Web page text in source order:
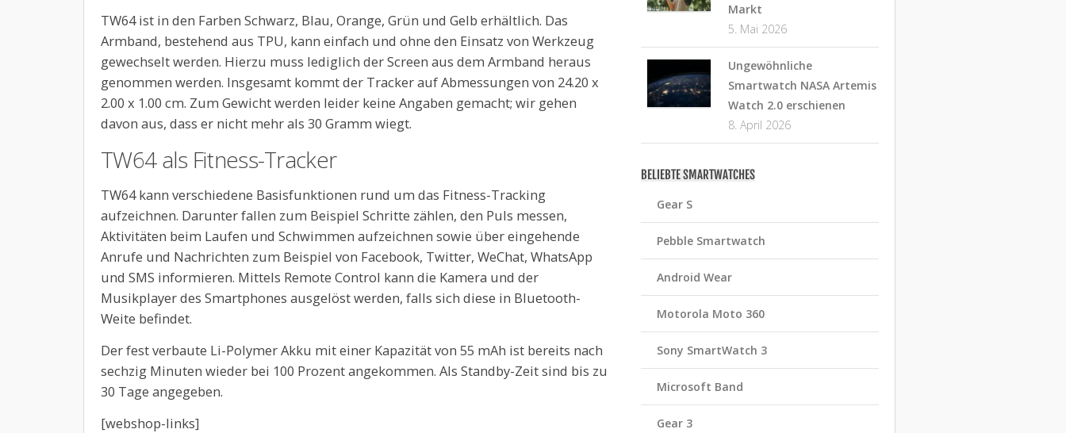
TW64 ist in den Farben Schwarz, Blau, Orange, Grün und Gelb erhältlich. Das
Armband, bestehend aus TPU, kann einfach und ohne den Einsatz von Werkzeug
gewechselt werden. Hierzu muss lediglich der Screen aus dem Armband heraus
genommen werden. Insgesamt kommt der Tracker auf Abmessungen von 24.20 x
2.00 x 1.00 cm. Zum Gewicht werden leider keine Angaben gemacht; wir gehen
davon aus, dass er nicht mehr als 30 Gramm wiegt.
TW64 als Fitness-Tracker
TW64 kann verschiedene Basisfunktionen rund um das Fitness-Tracking
aufzeichnen. Darunter fallen zum Beispiel Schritte zählen, den Puls messen,
Aktivitäten beim Laufen und Schwimmen aufzeichnen sowie über eingehende
Anrufe und Nachrichten zum Beispiel von Facebook, Twitter, WeChat, WhatsApp
und SMS informieren. Mittels Remote Control kann die Kamera und der
Musikplayer des Smartphones ausgelöst werden, falls sich diese in Bluetooth-
Weite befindet.
Der fest verbaute Li-Polymer Akku mit einer Kapazität von 55 mAh ist bereits nach
sechzig Minuten wieder bei 100 Prozent angekommen. Als Standby-Zeit sind bis zu
30 Tage angegeben.
[webshop-links]
Markt
5. Mai 2026
Ungewöhnliche
Smartwatch NASA Artemis
Watch 2.0 erschienen
8. April 2026
BELIEBTE SMARTWATCHES
Gear S
Pebble Smartwatch
Android Wear
Motorola Moto 360
Sony SmartWatch 3
Microsoft Band
Gear 3